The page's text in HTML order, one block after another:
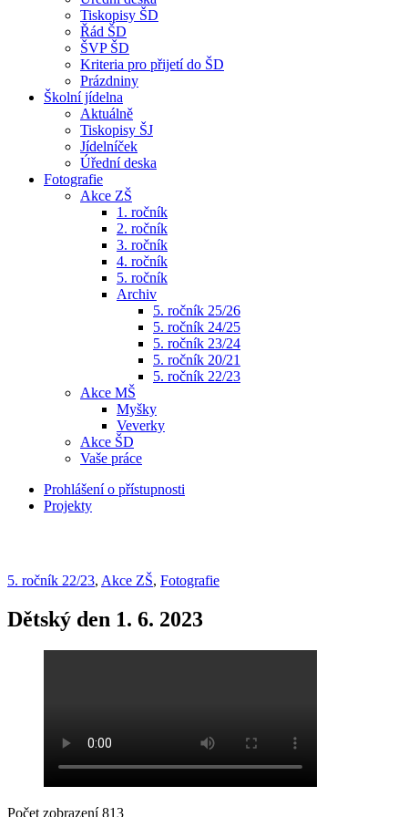
Tiskopisy ŠD
Řád ŠD
ŠVP ŠD
Kriteria pro přijetí do ŠD
Prázdniny
Školní jídelna
Aktuálně
Tiskopisy ŠJ
Jídelníček
Úřední deska
Fotografie
Akce ZŠ
1. ročník
2. ročník
3. ročník
4. ročník
5. ročník
Archiv
5. ročník 25/26
5. ročník 24/25
5. ročník 23/24
5. ročník 20/21
5. ročník 22/23
Akce MŠ
Myšky
Veverky
Akce ŠD
Vaše práce
Prohlášení o přístupnosti
Projekty
5. ročník 22/23, Akce ZŠ, Fotografie
Dětský den 1. 6. 2023
Počet zobrazení813